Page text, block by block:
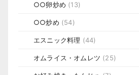
○○卵炒め (13)
○○炒め (54)
エスニック料理 (44)
オムライス・オムレツ (25)